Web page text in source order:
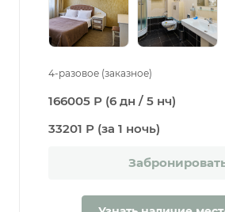
4-разовое (заказное)
166005 Р (6 дн / 5 нч)
33201 Р (за 1 ночь)